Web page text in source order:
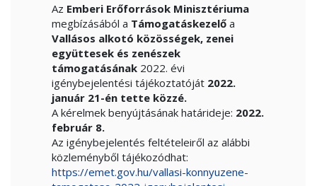
Az Emberi Erőforrások Minisztériuma
megbízásából a Támogatáskezelő a
Vallásos alkotó közösségek, zenei
együttesek és zenészek
támogatásának 2022. évi
igénybejelentési tájékoztatóját 2022.
január 21-én tette közzé.
A kérelmek benyújtásának határideje: 2022.
február 8.
Az igénybejelentés feltételeiről az alábbi
közleményből tájékozódhat:
https://emet.gov.hu/vallasi-konnyuzene-